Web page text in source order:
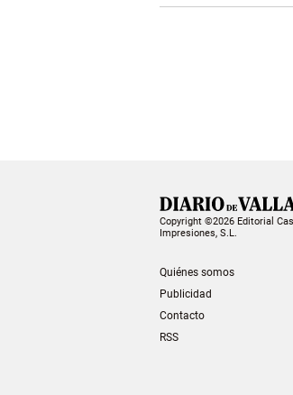
Copyright ©2026 Editorial
Impresiones, S.L.
Quiénes somos
Publicidad
Contacto
RSS